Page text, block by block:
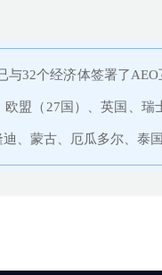
32个经济体签署了AEO
欧盟（27国）、英国、
迪 、蒙古、厄瓜多尔、泰